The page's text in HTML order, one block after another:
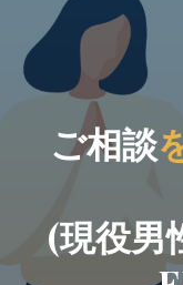
ご相談
(現役男